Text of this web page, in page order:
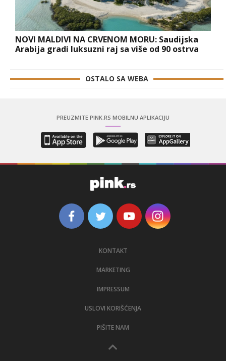
NOVI MALDIVI NA CRVENOM MORU: Saudijska
Arabija gradi luksuzni raj sa više od 90 ostrva
OSTALO SA WEBA
PREUZMITE PINK.RS MOBILNU APLIKACIJU
KONTAKT
MARKETING
IMPRESSUM
USLOVI KORIŠĆENJA
PIŠITE NAM